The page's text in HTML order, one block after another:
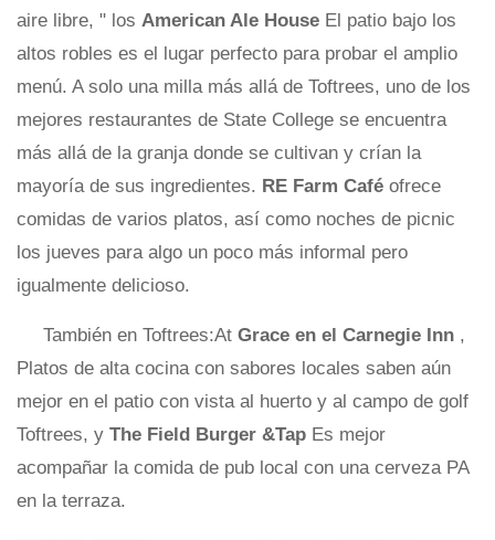
aire libre, " los American Ale House El patio bajo los
altos robles es el lugar perfecto para probar el amplio
menú. A solo una milla más allá de Toftrees, uno de los
mejores restaurantes de State College se encuentra
más allá de la granja donde se cultivan y crían la
mayoría de sus ingredientes. RE Farm Café ofrece
comidas de varios platos, así como noches de picnic
los jueves para algo un poco más informal pero
igualmente delicioso.
También en Toftrees:At Grace en el Carnegie Inn ,
Platos de alta cocina con sabores locales saben aún
mejor en el patio con vista al huerto y al campo de golf
Toftrees, y The Field Burger &Tap Es mejor
acompañar la comida de pub local con una cerveza PA
en la terraza.